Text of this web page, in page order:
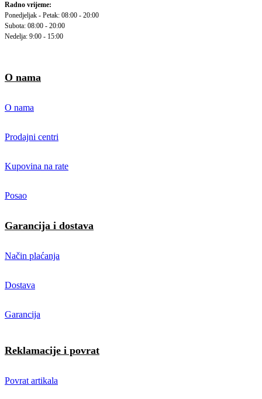
Radno vrijeme:
Ponedjeljak - Petak: 08:00 - 20:00
Subota: 08:00 - 20:00
Nedelja: 9:00 - 15:00
O nama
O nama
Prodajni centri
Kupovina na rate
Posao
Garancija i dostava
Način plaćanja
Dostava
Garancija
Reklamacije i povrat
Povrat artikala